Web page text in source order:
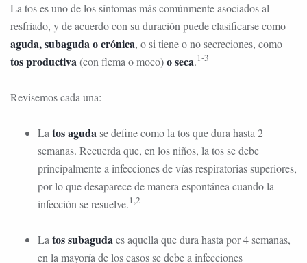
La tos es uno de los síntomas más comúnmente asociados al
resfriado, y de acuerdo con su duración puede clasificarse como
aguda, subaguda o crónica, o si tiene o no secreciones, como
tos productiva(con flema o moco)o seca.1-3
Revisemos cada una:
La tos agudase define como la tos que dura hasta 2
semanas. Recuerda que, en los niños, la tos se debe
principalmente a infecciones de vías respiratorias superiores,
por lo que desaparece de manera espontánea cuando la
infección se resuelve.1,2
La tos subagudaes aquella que dura hasta por 4 semanas,
en la mayoría de los casos se debe a infecciones